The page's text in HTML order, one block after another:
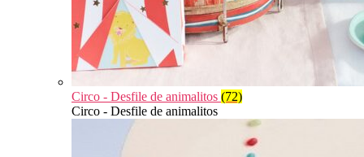
Circo - Desfile de animalitos (72)
Circo - Desfile de animalitos